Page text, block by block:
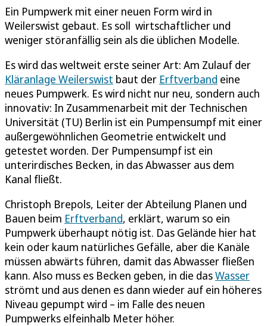
Ein Pumpwerk mit einer neuen Form wird in
Weilerswist gebaut. Es soll wirtschaftlicher und
weniger störanfällig sein als die üblichen Modelle.
Es wird das weltweit erste seiner Art: Am Zulauf der
Kläranlage Weilerswist baut der Erftverband eine
neues Pumpwerk. Es wird nicht nur neu, sondern auch
innovativ: In Zusammenarbeit mit der Technischen
Universität (TU) Berlin ist ein Pumpensumpf mit einer
außergewöhnlichen Geometrie entwickelt und
getestet worden. Der Pumpensumpf ist ein
unterirdisches Becken, in das Abwasser aus dem
Kanal fließt.
Christoph Brepols, Leiter der Abteilung Planen und
Bauen beim Erftverband, erklärt, warum so ein
Pumpwerk überhaupt nötig ist. Das Gelände hier hat
kein oder kaum natürliches Gefälle, aber die Kanäle
müssen abwärts führen, damit das Abwasser fließen
kann. Also muss es Becken geben, in die dasWasser
strömt und aus denen es dann wieder auf ein höheres
Niveau gepumpt wird – im Falle des neuen
Pumpwerks elfeinhalb Meter höher.